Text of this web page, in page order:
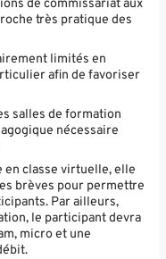
de commissariat aux
très pratique des
limités en
afin de favoriser
salles de formation
nécessaire
en classe virtuelle, elle
brèves pour permettre
Par ailleurs,
le participant devra
micro et une